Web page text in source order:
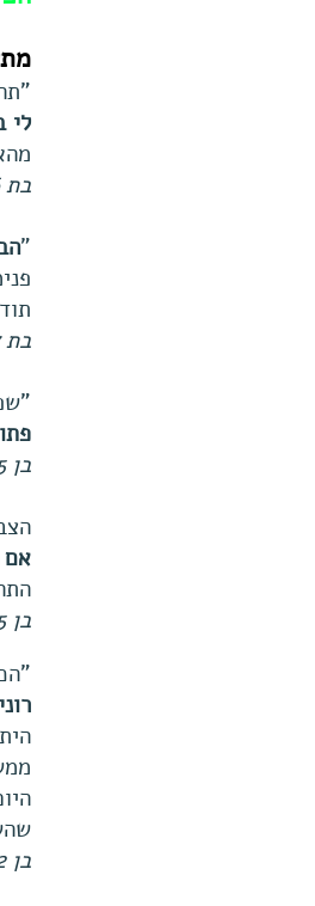
לי
בת 16
"
בת 17
בן 15.5
אם
בן 15.5
בן 22